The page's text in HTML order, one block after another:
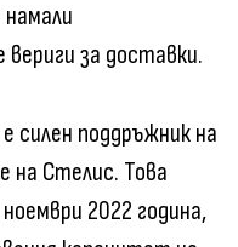
за доставки.
силен поддръжник на
на Стелис. Това
2022 година,